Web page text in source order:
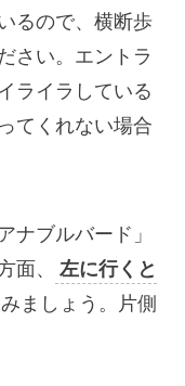
るので、横断歩
さい。エントラ
ライラしている
てくれない場合
ナブルバード」
面、
左に行くと
ましょう。片側